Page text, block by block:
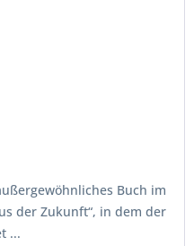
Buch im
der Zukunft“, in dem der
...